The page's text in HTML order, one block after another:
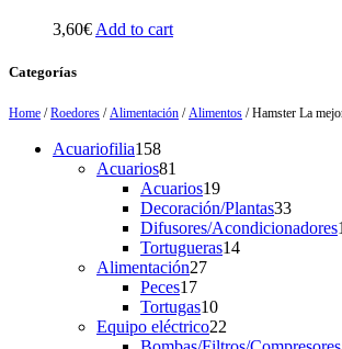
3,60€ Add to cart
Categorías
Home /Roedores /Alimentación /Alimentos / Hamster La
Acuariofilia158158
products
Acuarios81
products
Acuarios1919
products
Decoración/Plantas3333
Difusores/Acondicionadores
Tortugueras1414
Alimentación2727
Peces1717
products
Tortugas1010
products
Equipo eléctrico22
products